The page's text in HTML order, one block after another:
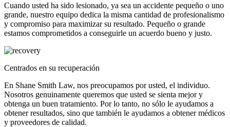
Cuando usted ha sido lesionado, ya sea un accidente pequeño o uno
grande, nuestro equipo dedica la misma cantidad de profesionalismo
y compromiso para maximizar su resultado. Pequeño o grande
estamos comprometidos a conseguirle un acuerdo bueno y justo.
Centrados en su recuperación
En Shane Smith Law, nos preocupamos por usted, el individuo.
Nosotros genuinamente queremos que usted se sienta mejor y
obtenga un buen tratamiento. Por lo tanto, no sólo le ayudamos a
obtener resultados, sino que también le ayudamos a obtener médicos
y proveedores de calidad.